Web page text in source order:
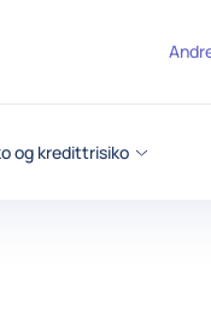
og kredittrisiko